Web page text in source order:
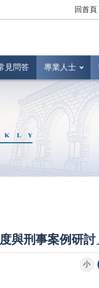
回首頁
見問答 專業人士
與刑事案例研討
小